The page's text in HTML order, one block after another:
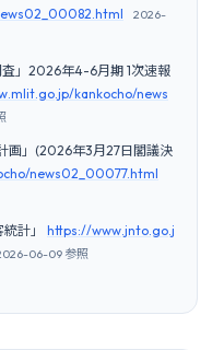
2026-
」2026年4-6月期 1次速報
kankocho/news
画」(2026年3月27日閣議決
news02_00077.html
計」 https://www.jnto.go.j
06-09 参照